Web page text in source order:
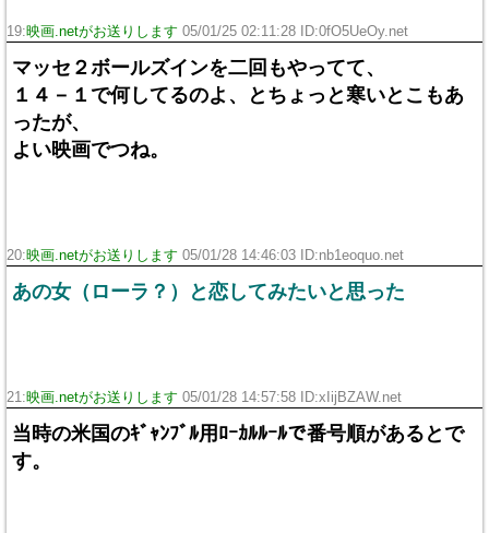
19:映画.netがお送りします 05/01/25 02:11:28 ID:0fO5UeOy.net
マッセ２ボールズインを二回もやってて、
１４－１で何してるのよ、とちょっと寒いとこもあ
ったが、
よい映画でつね。
20:映画.netがお送りします 05/01/28 14:46:03 ID:nb1eoquo.net
あの女（ローラ？）と恋してみたいと思った
21:映画.netがお送りします 05/01/28 14:57:58 ID:xIijBZAW.net
当時の米国のｷﾞｬﾝﾌﾞﾙ用ﾛｰｶﾙﾙｰﾙで番号順があるとで
す。